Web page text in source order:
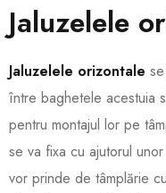
Jaluzelele
Jaluzelele orizontale
între baghetele acestuia
pentru montajul lor pe
se va fixa cu ajutorul
vor prinde de tâmplărie